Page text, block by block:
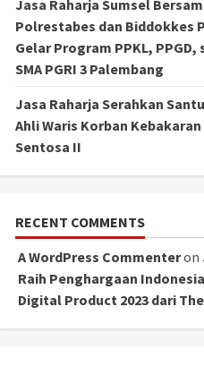
Jasa Raharja Sumsel
Polrestabes dan Biddokkes
Gelar Program PPKL, PPGD,
SMA PGRI 3 Palembang
Jasa Raharja Serahkan
Ahli Waris Korban
Sentosa II
RECENT COMMENTS
A WordPress Commenteron
Raih Penghargaan
Digital Product 2023 dari